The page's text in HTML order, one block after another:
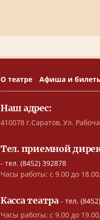
О театре Афиша и
Наш адрес:
410078 г.Саратов, Ул.
Тел. приемной
- тел. (8452) 392878
Часы работы: с 9.00 до
Касса театра- тел.
Часы работы: с 9.00 до